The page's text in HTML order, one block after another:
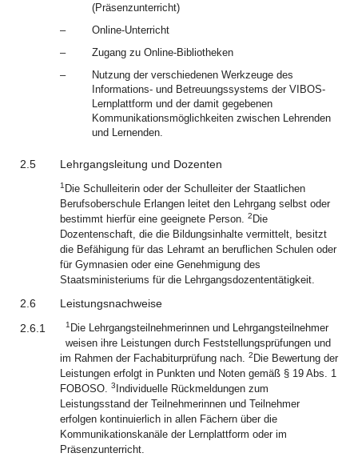
(Präsenzunterricht)
–
Online-Unterricht
–
Zugang zu Online-Bibliotheken
–
Nutzung der verschiedenen Werkzeuge des
Informations- und Betreuungssystems der VIBOS-
Lernplattform und der damit gegebenen
Kommunikationsmöglichkeiten zwischen Lehrenden
und Lernenden.
2.5 Lehrgangsleitung und Dozenten
1 Die Schulleiterin oder der Schulleiter der Staatlichen
Berufsoberschule Erlangen leitet den Lehrgang selbst oder
bestimmt hierfür eine geeignete Person. 2 Die
Dozentenschaft, die die Bildungsinhalte vermittelt, besitzt
die Befähigung für das Lehramt an beruflichen Schulen oder
für Gymnasien oder eine Genehmigung des
Staatsministeriums für die Lehrgangsdozententätigkeit.
2.6
Leistungsnachweise
2.6.1
1 Die Lehrgangsteilnehmerinnen und Lehrgangsteilnehmer
weisen ihre Leistungen durch Feststellungsprüfungen und
im Rahmen der Fachabiturprüfung nach. 2 Die Bewertung der
Leistungen erfolgt in Punkten und Noten gemäß § 19 Abs. 1
FOBOSO. 3 Individuelle Rückmeldungen zum
Leistungsstand der Teilnehmerinnen und Teilnehmer
erfolgen kontinuierlich in allen Fächern über die
Kommunikationskanäle der Lernplattform oder im
Präsenzunterricht.